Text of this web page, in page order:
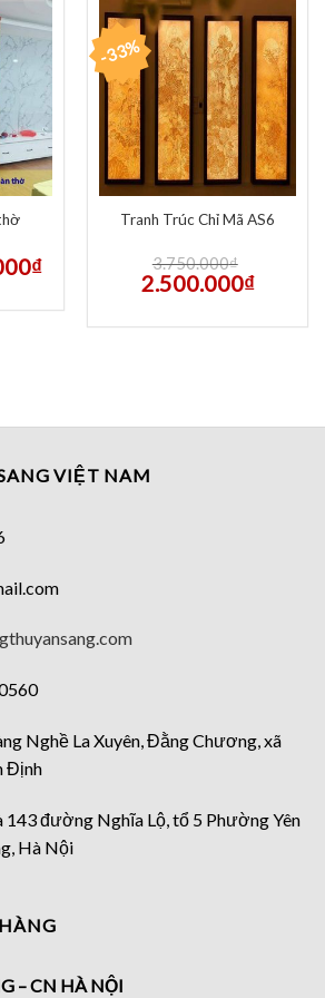
₫
-33%
Tranh Trúc Chỉ Mã AS6
3.750.000₫
2.500.000₫
VIỆT NAM
Nghề La Xuyên, Đằng Chương, xã
Định
143 đường Nghĩa Lộ, tổ 5 Phường Yên
Hà Nội
– CN HÀ NỘI